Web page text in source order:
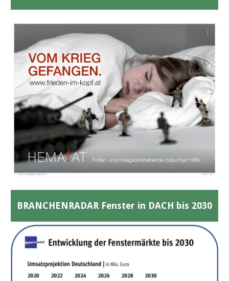
BRANCHENRADAR Fenster in DACH bis 2030